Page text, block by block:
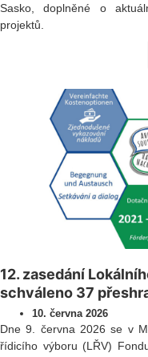
Sasko, doplněné o
projektů.
12. zasedání
schváleno 37
10. června 2026
Dne 9. června 2026 se v
řídicího výboru (LŘV)